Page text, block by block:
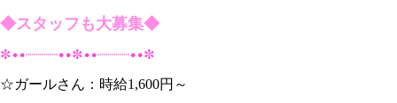
◆スタッフも大募集◆
✼••┈┈┈┈••✼••┈┈┈┈••✼
☆ガールさん：時給1,600円～